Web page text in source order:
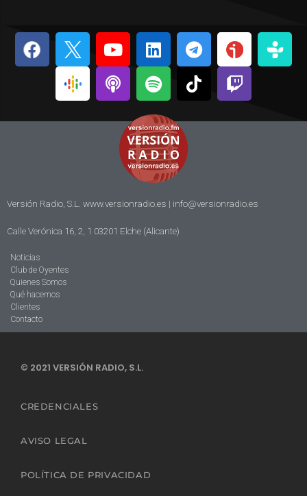
Versión Radio, S.L. www.versionradio.es | info@versionradio.es
Calle Verónica 16, 2, 1 03201 Elche (Alicante)
Noticias
Club de Oyentes
Quienes Somos
Qué hacemos
Clientes
Contacto
© 2021 VERSIÓN RADIO, S.L.
CREDENCIALES
AVISO LEGAL
POLÍTICA DE PRIVACIDAD